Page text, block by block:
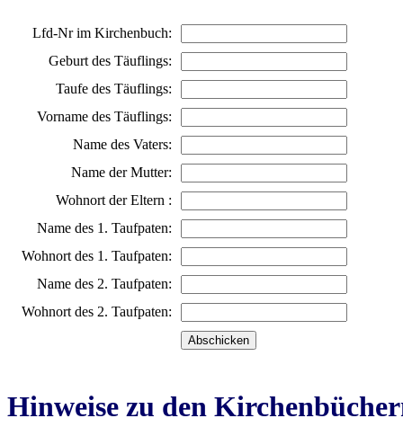
Lfd-Nr im Kirchenbuch:
Geburt des Täuflings:
Taufe des Täuflings:
Vorname des Täuflings:
Name des Vaters:
Name der Mutter:
Wohnort der Eltern :
Name des 1. Taufpaten:
Wohnort des 1. Taufpaten:
Name des 2. Taufpaten:
Wohnort des 2. Taufpaten:
Hinweise zu den